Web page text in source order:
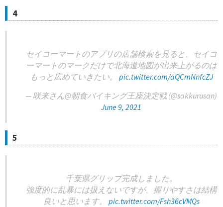
4
セイコーマートのアプリの店舗検索を見ると、セイコ
ーマートのマークだけで北海道地図が出来上がるのは
もっと広めていきたい。 pic.twitter.com/aQCmNnfcZJ
— 咲来さん@朝食バイキング王座決定戦 (@sakkurusan)
June 9, 2021
5
千葉県グリップ完成しました。
強度的に乱暴には扱えないですが、握りやすさは結構
良いと思います。 pic.twitter.com/Fsh36cVMQs